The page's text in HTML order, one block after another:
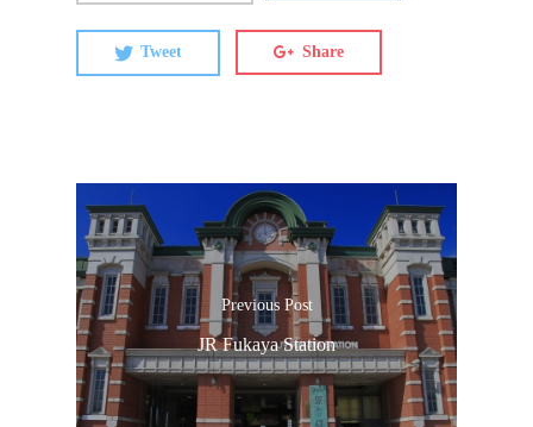
Tweet Share
Previous Post
JR Fukaya Station